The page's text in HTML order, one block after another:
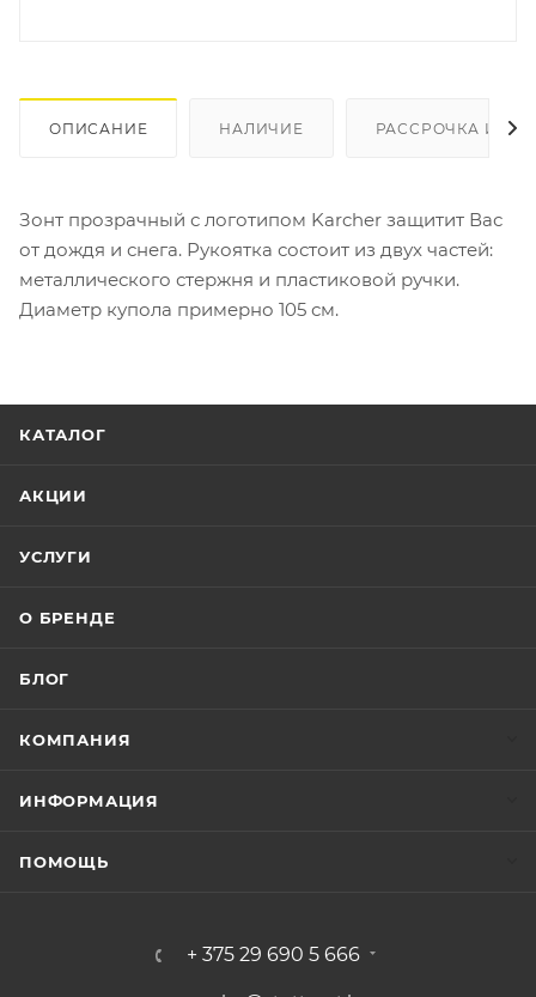
ОПИСАНИЕ НАЛИЧИЕ РАССРОЧКА И
Зонт прозрачный с логотипом Karcher защитит Вас
от дождя и снега. Рукоятка состоит из двух частей:
металлического стержня и пластиковой ручки.
Диаметр купола примерно 105 см.
КАТАЛОГ
АКЦИИ
УСЛУГИ
О БРЕНДЕ
БЛОГ
КОМПАНИЯ
ИНФОРМАЦИЯ
ПОМОЩЬ
+ 375 29 690 5 666